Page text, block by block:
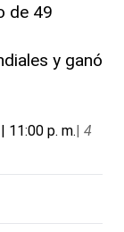
de 49
y ganó
11:00 p. m.| 4